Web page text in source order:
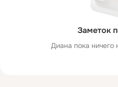
Заметок
Диана пока ничего